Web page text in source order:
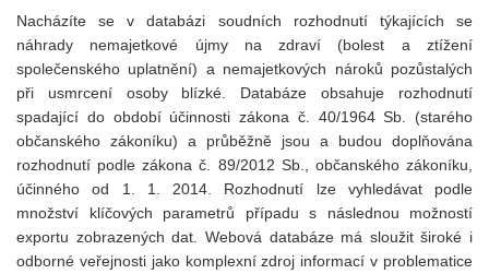
Nacházíte se v databázi soudních rozhodnutí týkajících se
náhrady nemajetkové újmy na zdraví (bolest a ztížení
společenského uplatnění) a nemajetkových nároků pozůstalých
při usmrcení osoby blízké. Databáze obsahuje rozhodnutí
spadající do období účinnosti zákona č. 40/1964 Sb. (starého
občanského zákoníku) a průběžně jsou a budou doplňována
rozhodnutí podle zákona č. 89/2012 Sb., občanského zákoníku,
účinného od 1. 1. 2014. Rozhodnutí lze vyhledávat podle
množství klíčových parametrů případu s následnou možností
exportu zobrazených dat. Webová databáze má sloužit široké i
odborné veřejnosti jako komplexní zdroj informací v problematice